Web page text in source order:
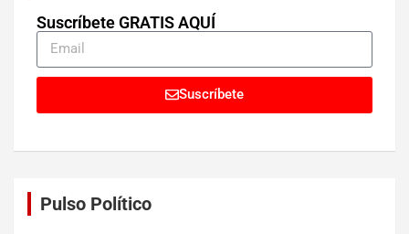
Suscríbete GRATIS AQUÍ
Suscríbete
Pulso Político